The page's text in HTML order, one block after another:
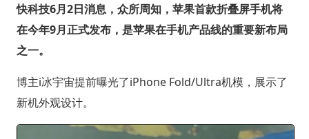
快科技6月2日消息，众所周知，苹果首款折叠屏手机将
在今年9月正式发布，是苹果在手机产品线的重要新布局
之一。
博主i冰宇宙提前曝光了iPhone Fold/Ultra机模，展示了
新机外观设计。